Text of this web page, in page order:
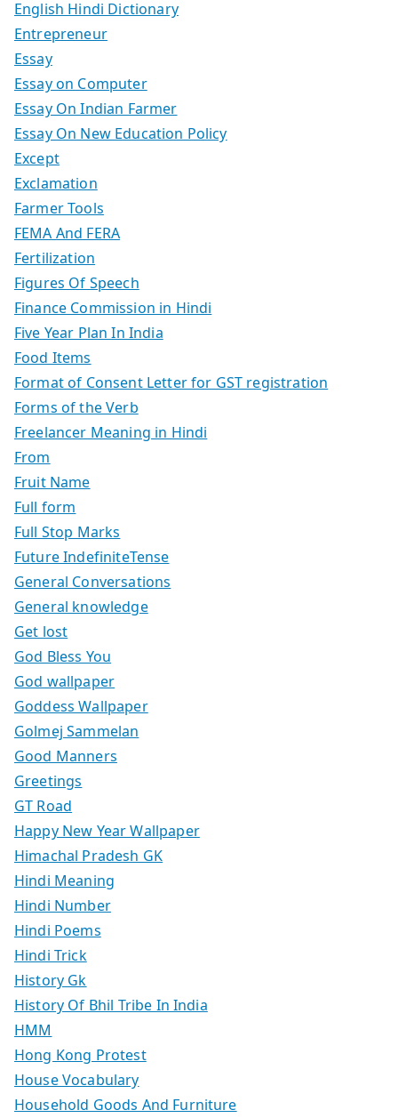
English Hindi Dictionary
Entrepreneur
Essay
Essay on Computer
Essay On Indian Farmer
Essay On New Education Policy
Except
Exclamation
Farmer Tools
FEMA And FERA
Fertilization
Figures Of Speech
Finance Commission in Hindi
Five Year Plan In India
Food Items
Format of Consent Letter for GST registration
Forms of the Verb
Freelancer Meaning in Hindi
From
Fruit Name
Full form
Full Stop Marks
Future IndefiniteTense
General Conversations
General knowledge
Get lost
God Bless You
God wallpaper
Goddess Wallpaper
Golmej Sammelan
Good Manners
Greetings
GT Road
Happy New Year Wallpaper
Himachal Pradesh GK
Hindi Meaning
Hindi Number
Hindi Poems
Hindi Trick
History Gk
History Of Bhil Tribe In India
HMM
Hong Kong Protest
House Vocabulary
Household Goods And Furniture